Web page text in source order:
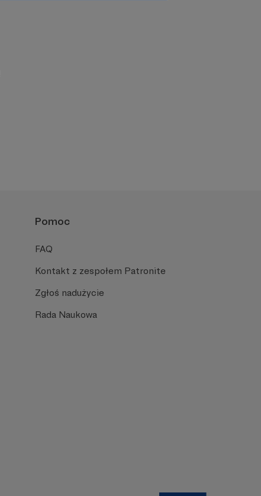
Pomoc
FAQ
Kontakt z zespołem Patronite
Zgłoś nadużycie
Rada Naukowa